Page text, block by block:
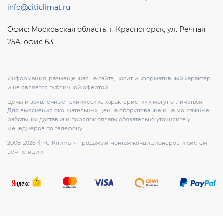
info@citiclimat.ru
Офис: Московская область, г. Красногорск, ул. Речная
25А, офис 63
Информация, размещенная на сайте, носит информативный характер
и не является публичной офертой.
Цены и заявленные технические характеристики могут отличаться.
Для выяснения окончательных цен на оборудование и на монтажные
работы, их доставка и порядок оплаты обязательно уточняйте у
менеджеров по телефону.
2008-2026 © «С-Климат» Продажа и монтаж кондиционеров и систем
вентиляции